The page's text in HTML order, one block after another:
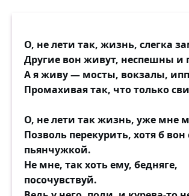
О, не лети так, жизнь, слегка
Другие вон живут, неспешны и
А я живу — мосты, вокзалы,
Промахивая так, что только
О, не лети так жизнь, уже мне
Позволь перекурить, хотя б вон
пьянчужкой.
Не мне, так хоть ему, бедняге,
посочувствуй.